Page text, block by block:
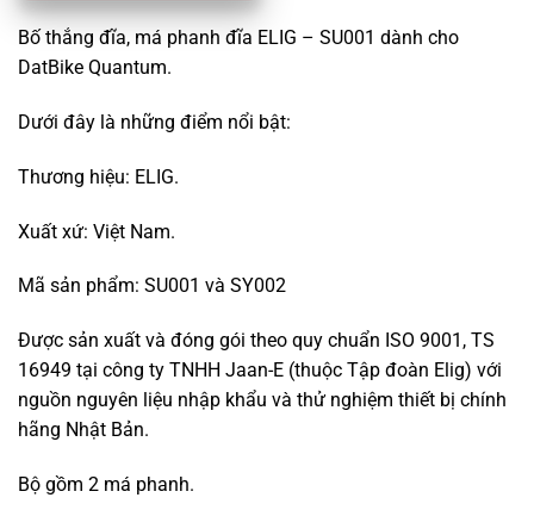
Bố thắng đĩa, má phanh đĩa ELIG – SU001 dành cho
DatBike Quantum.
Dưới đây là những điểm nổi bật:
Thương hiệu: ELIG.
Xuất xứ: Việt Nam.
Mã sản phẩm: SU001 và SY002
Được sản xuất và đóng gói theo quy chuẩn ISO 9001, TS
16949 tại công ty TNHH Jaan-E (thuộc Tập đoàn Elig) với
nguồn nguyên liệu nhập khẩu và thử nghiệm thiết bị chính
hãng Nhật Bản.
Bộ gồm 2 má phanh.